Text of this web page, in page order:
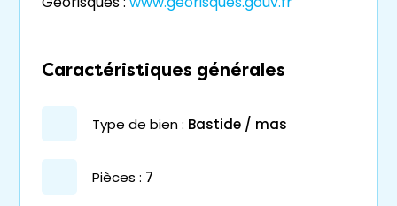
Caractéristiques générales
type de bien : bastide / mas
pièces : 7